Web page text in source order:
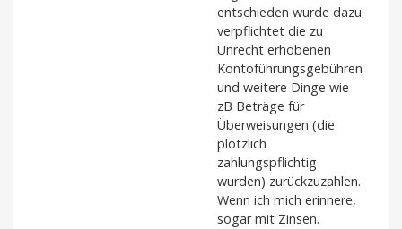
entschieden wurde dazu
verpflichtet die zu
Unrecht erhobenen
Kontoführungsgebühren
und weitere Dinge wie
zB Beträge für
Überweisungen (die
plötzlich
zahlungspflichtig
wurden) zurückzuzahlen.
Wenn ich mich erinnere,
sogar mit Zinsen.